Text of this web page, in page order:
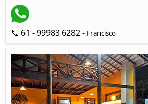
📞 61 - 99983 6282 - Francisco